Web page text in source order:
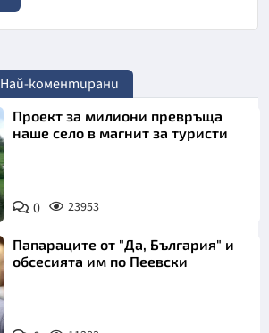
Най-коментирани
Проект за милиони превръща
наше село в магнит за туристи
0 23953
Папараците от "Да, България" и
обсесията им по Пеевски